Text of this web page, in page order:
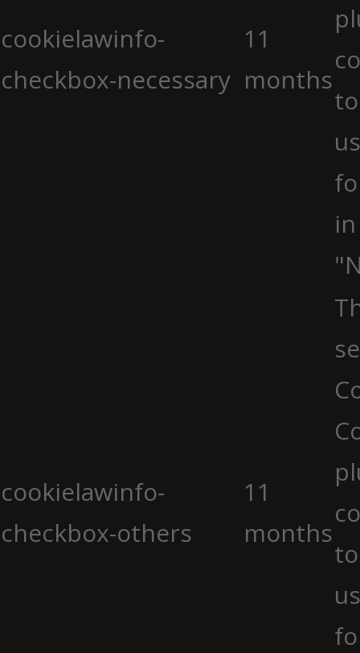
cookielawinfo-
checkbox-necessary
11
months
cookielawinfo-
checkbox-others
11
months